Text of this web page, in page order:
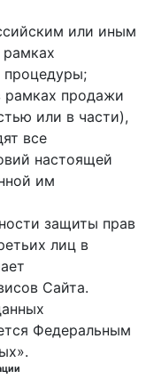
или иным
процедуры;
рамках продажи
или в части),
все
настоящей
им
защиты прав
лиц в
Сайта.
Федеральным